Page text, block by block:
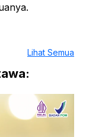
Lihat Semua